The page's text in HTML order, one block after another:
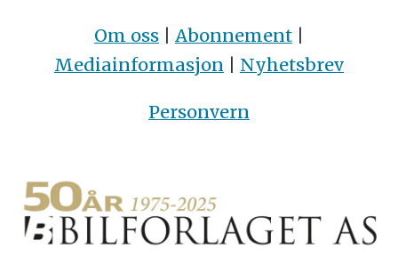
Om oss | Abonnement |
Mediainformasjon | Nyhetsbrev
Personvern